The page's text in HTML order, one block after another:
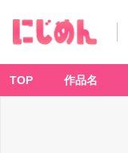
TOP 作品名